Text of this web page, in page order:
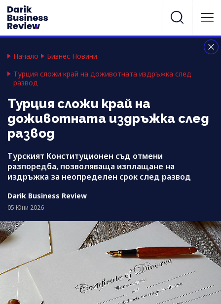
Начало
Бизнес Новини
Турция сложи край на доживотната издръжка след
развод
Турция сложи край на
доживотната издръжка след
развод
Турският Конституционен съд отмени
разпоредба, позволяваща изплащане на
издръжка за неопределен срок след развод
Darik Business Review
05 Юни 2026